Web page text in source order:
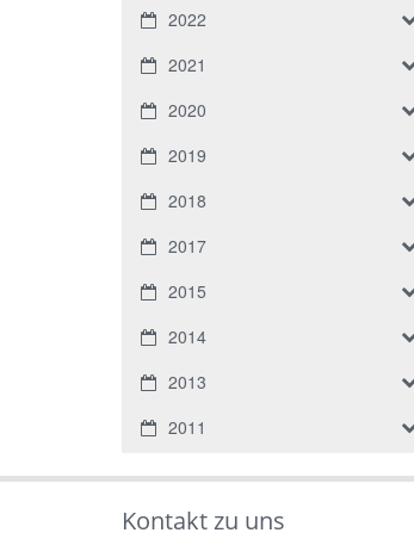
2022
2021
2020
2019
2018
2017
2015
2014
2013
2011
Kontakt zu uns